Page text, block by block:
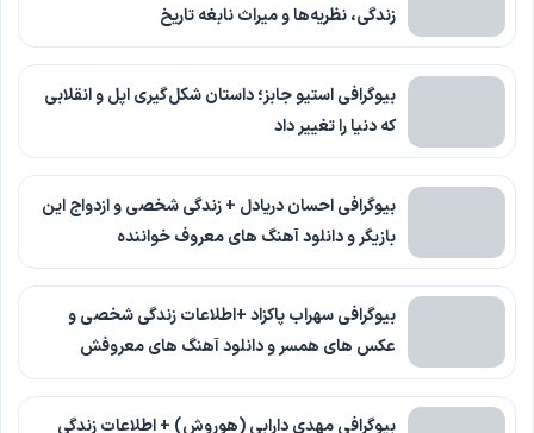
زندگی، نظریه‌ها و میراث نابغه تاریخ
بیوگرافی استیو جابز؛ داستان شکل‌گیری اپل و انقلابی
که دنیا را تغییر داد
بیوگرافی احسان دریادل + زندگی شخصی و ازدواج این
بازیگر و دانلود آهنگ های معروف خواننده
بیوگرافی سهراب پاکزاد +اطلاعات زندگی شخصی و
عکس های همسر و دانلود آهنگ های معروفش
بیوگرافی مهدی دارابی (هوروش) + اطلاعات زندگی